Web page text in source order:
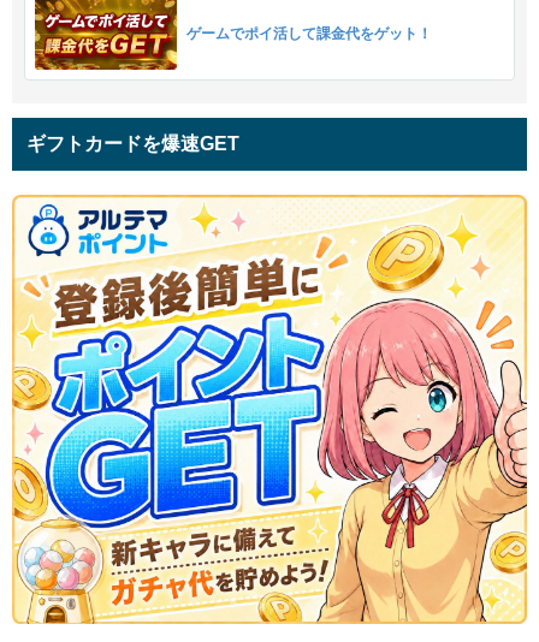
ゲームでポイ活して課金代をゲット！
ギフトカードを爆速GET